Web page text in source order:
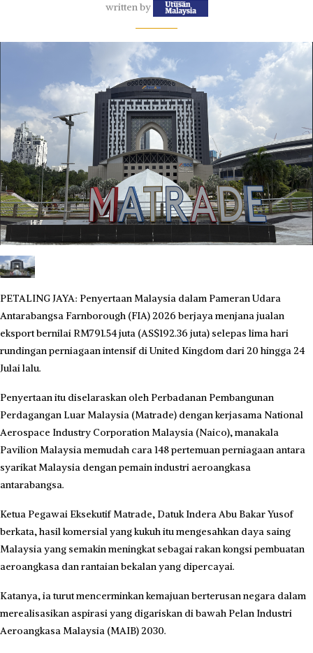
written by
PETALING JAYA: Penyertaan Malaysia dalam Pameran Udara
Antarabangsa Farnborough (FIA) 2026 berjaya menjana jualan
eksport bernilai RM791.54 juta (AS$192.36 juta) selepas lima hari
rundingan perniagaan intensif di United Kingdom dari 20 hingga 24
Julai lalu.
Penyertaan itu diselaraskan oleh Perbadanan Pembangunan
Perdagangan Luar Malaysia (Matrade) dengan kerjasama National
Aerospace Industry Corporation Malaysia (Naico), manakala
Pavilion Malaysia memudah cara 148 pertemuan perniagaan antara
syarikat Malaysia dengan pemain industri aeroangkasa
antarabangsa.
Ketua Pegawai Eksekutif Matrade, Datuk Indera Abu Bakar Yusof
berkata, hasil komersial yang kukuh itu mengesahkan daya saing
Malaysia yang semakin meningkat sebagai rakan kongsi pembuatan
aeroangkasa dan rantaian bekalan yang dipercayai.
Katanya, ia turut mencerminkan kemajuan berterusan negara dalam
merealisasikan aspirasi yang digariskan di bawah Pelan Industri
Aeroangkasa Malaysia (MAIB) 2030.